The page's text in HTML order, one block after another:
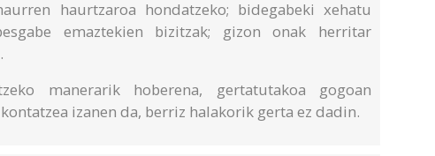
haurtzaroa hondatzeko; bidegabeki xehatu
emaztekien bizitzak; gizon onak herritar
manerarik hoberena, gertatutakoa gogoan
izanen da, berriz halakorik gerta ez dadin.